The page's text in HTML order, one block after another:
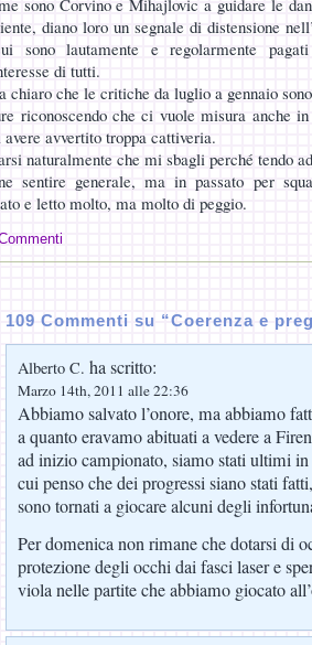
sono Corvino e Mihajlovic a guidare le
diano loro un segnale di distensione
sono lautamente e regolarmente
di tutti.
chiaro che le critiche da luglio a gennaio
riconoscendo che ci vuole misura anche
avere avvertito troppa cattiveria.
naturalmente che mi sbagli perché tendo
sentire generale, ma in passato per
e letto molto, ma molto di peggio.
109 Commenti su “Coerenza e
Alberto C. ha scritto:
Marzo 14th, 2011 alle 22:36
Abbiamo salvato l’onore, ma abbiamo
a quanto eravamo abituati a vedere a
ad inizio campionato, siamo stati ultimi
cui penso che dei progressi siano stati
sono tornati a giocare alcuni degli
Per domenica non rimane che dotarsi di
protezione degli occhi dai fasci laser e
viola nelle partite che abbiamo giocato